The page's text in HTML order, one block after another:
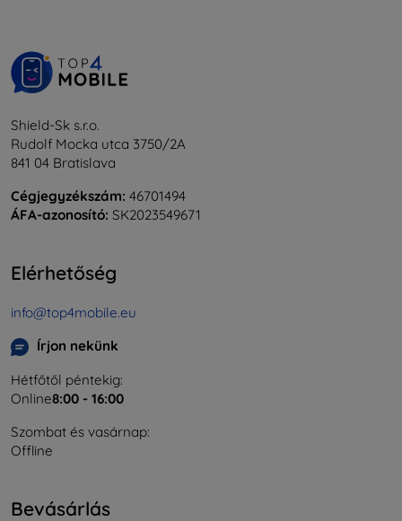
Shield-Sk s.r.o.
Rudolf Mocka utca 3750/2A
841 04 Bratislava
Cégjegyzékszám: 46701494
ÁFA-azonosító: SK2023549671
Elérhetőség
info@top4mobile.eu
Írjon nekünk
Hétfőtől péntekig:
Online8:00 - 16:00
Szombat és vasárnap:
Offline
Bevásárlás